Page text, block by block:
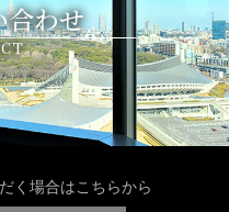
合わせ
く場合はこちらから